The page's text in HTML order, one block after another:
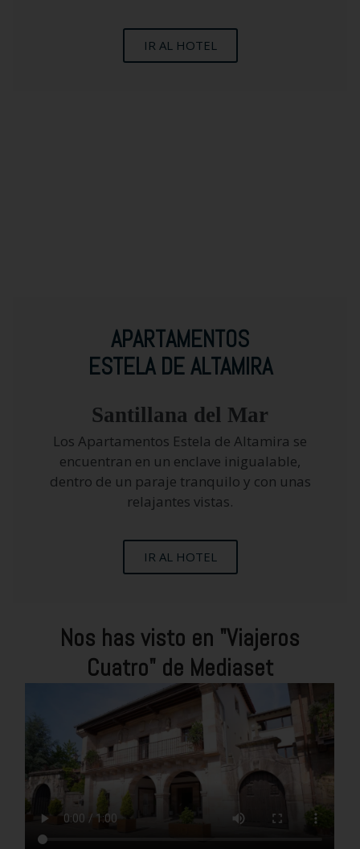
IR AL HOTEL
APARTAMENTOS
ESTELA DE ALTAMIRA
Santillana del Mar
Los Apartamentos Estela de Altamira se
encuentran en un enclave inigualable,
dentro de un paraje tranquilo y con unas
relajantes vistas.
IR AL HOTEL
Nos has visto en "Viajeros
Cuatro" de Mediaset